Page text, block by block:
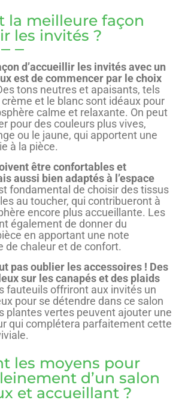
la meilleure façon
les invités ?
d’accueillir les invités avec un
est de commencer par le choix
tons neutres et apaisants, tels
et le blanc sont idéaux pour
calme et relaxante. On peut
pour des couleurs plus vives,
ou le jaune, qui apportent une
à la pièce.
être confortables et
aussi bien adaptés à l’espace
fondamental de choisir des tissus
au toucher, qui contribueront à
encore plus accueillante. Les
également de donner du
en apportant une note
de chaleur et de confort.
pas oublier les accessoires ! Des
sur les canapés et des plaids
fauteuils offriront aux invités un
pour se détendre dans ce salon
plantes vertes peuvent ajouter une
qui complétera parfaitement cette
les moyens pour
d’un salon
et accueillant ?